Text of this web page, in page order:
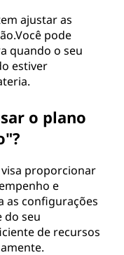
ajustar as
pode
quando o seu
estiver
o plano
proporcionar
e
as configurações
do seu
de recursos